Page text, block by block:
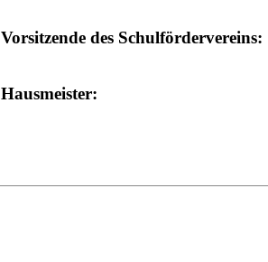
Vorsitzende des Schulfördervereins:
Hausmeister: